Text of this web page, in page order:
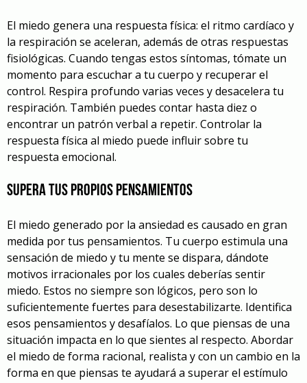
El miedo genera una respuesta física: el ritmo cardíaco y
la respiración se aceleran, además de otras respuestas
fisiológicas. Cuando tengas estos síntomas, tómate un
momento para escuchar a tu cuerpo y recuperar el
control. Respira profundo varias veces y desacelera tu
respiración. También puedes contar hasta diez o
encontrar un patrón verbal a repetir. Controlar la
respuesta física al miedo puede influir sobre tu
respuesta emocional.
Supera tus propios pensamientos
El miedo generado por la ansiedad es causado en gran
medida por tus pensamientos. Tu cuerpo estimula una
sensación de miedo y tu mente se dispara, dándote
motivos irracionales por los cuales deberías sentir
miedo. Estos no siempre son lógicos, pero son lo
suficientemente fuertes para desestabilizarte. Identifica
esos pensamientos y desafíalos. Lo que piensas de una
situación impacta en lo que sientes al respecto. Abordar
el miedo de forma racional, realista y con un cambio en la
forma en que piensas te ayudará a superar el estímulo